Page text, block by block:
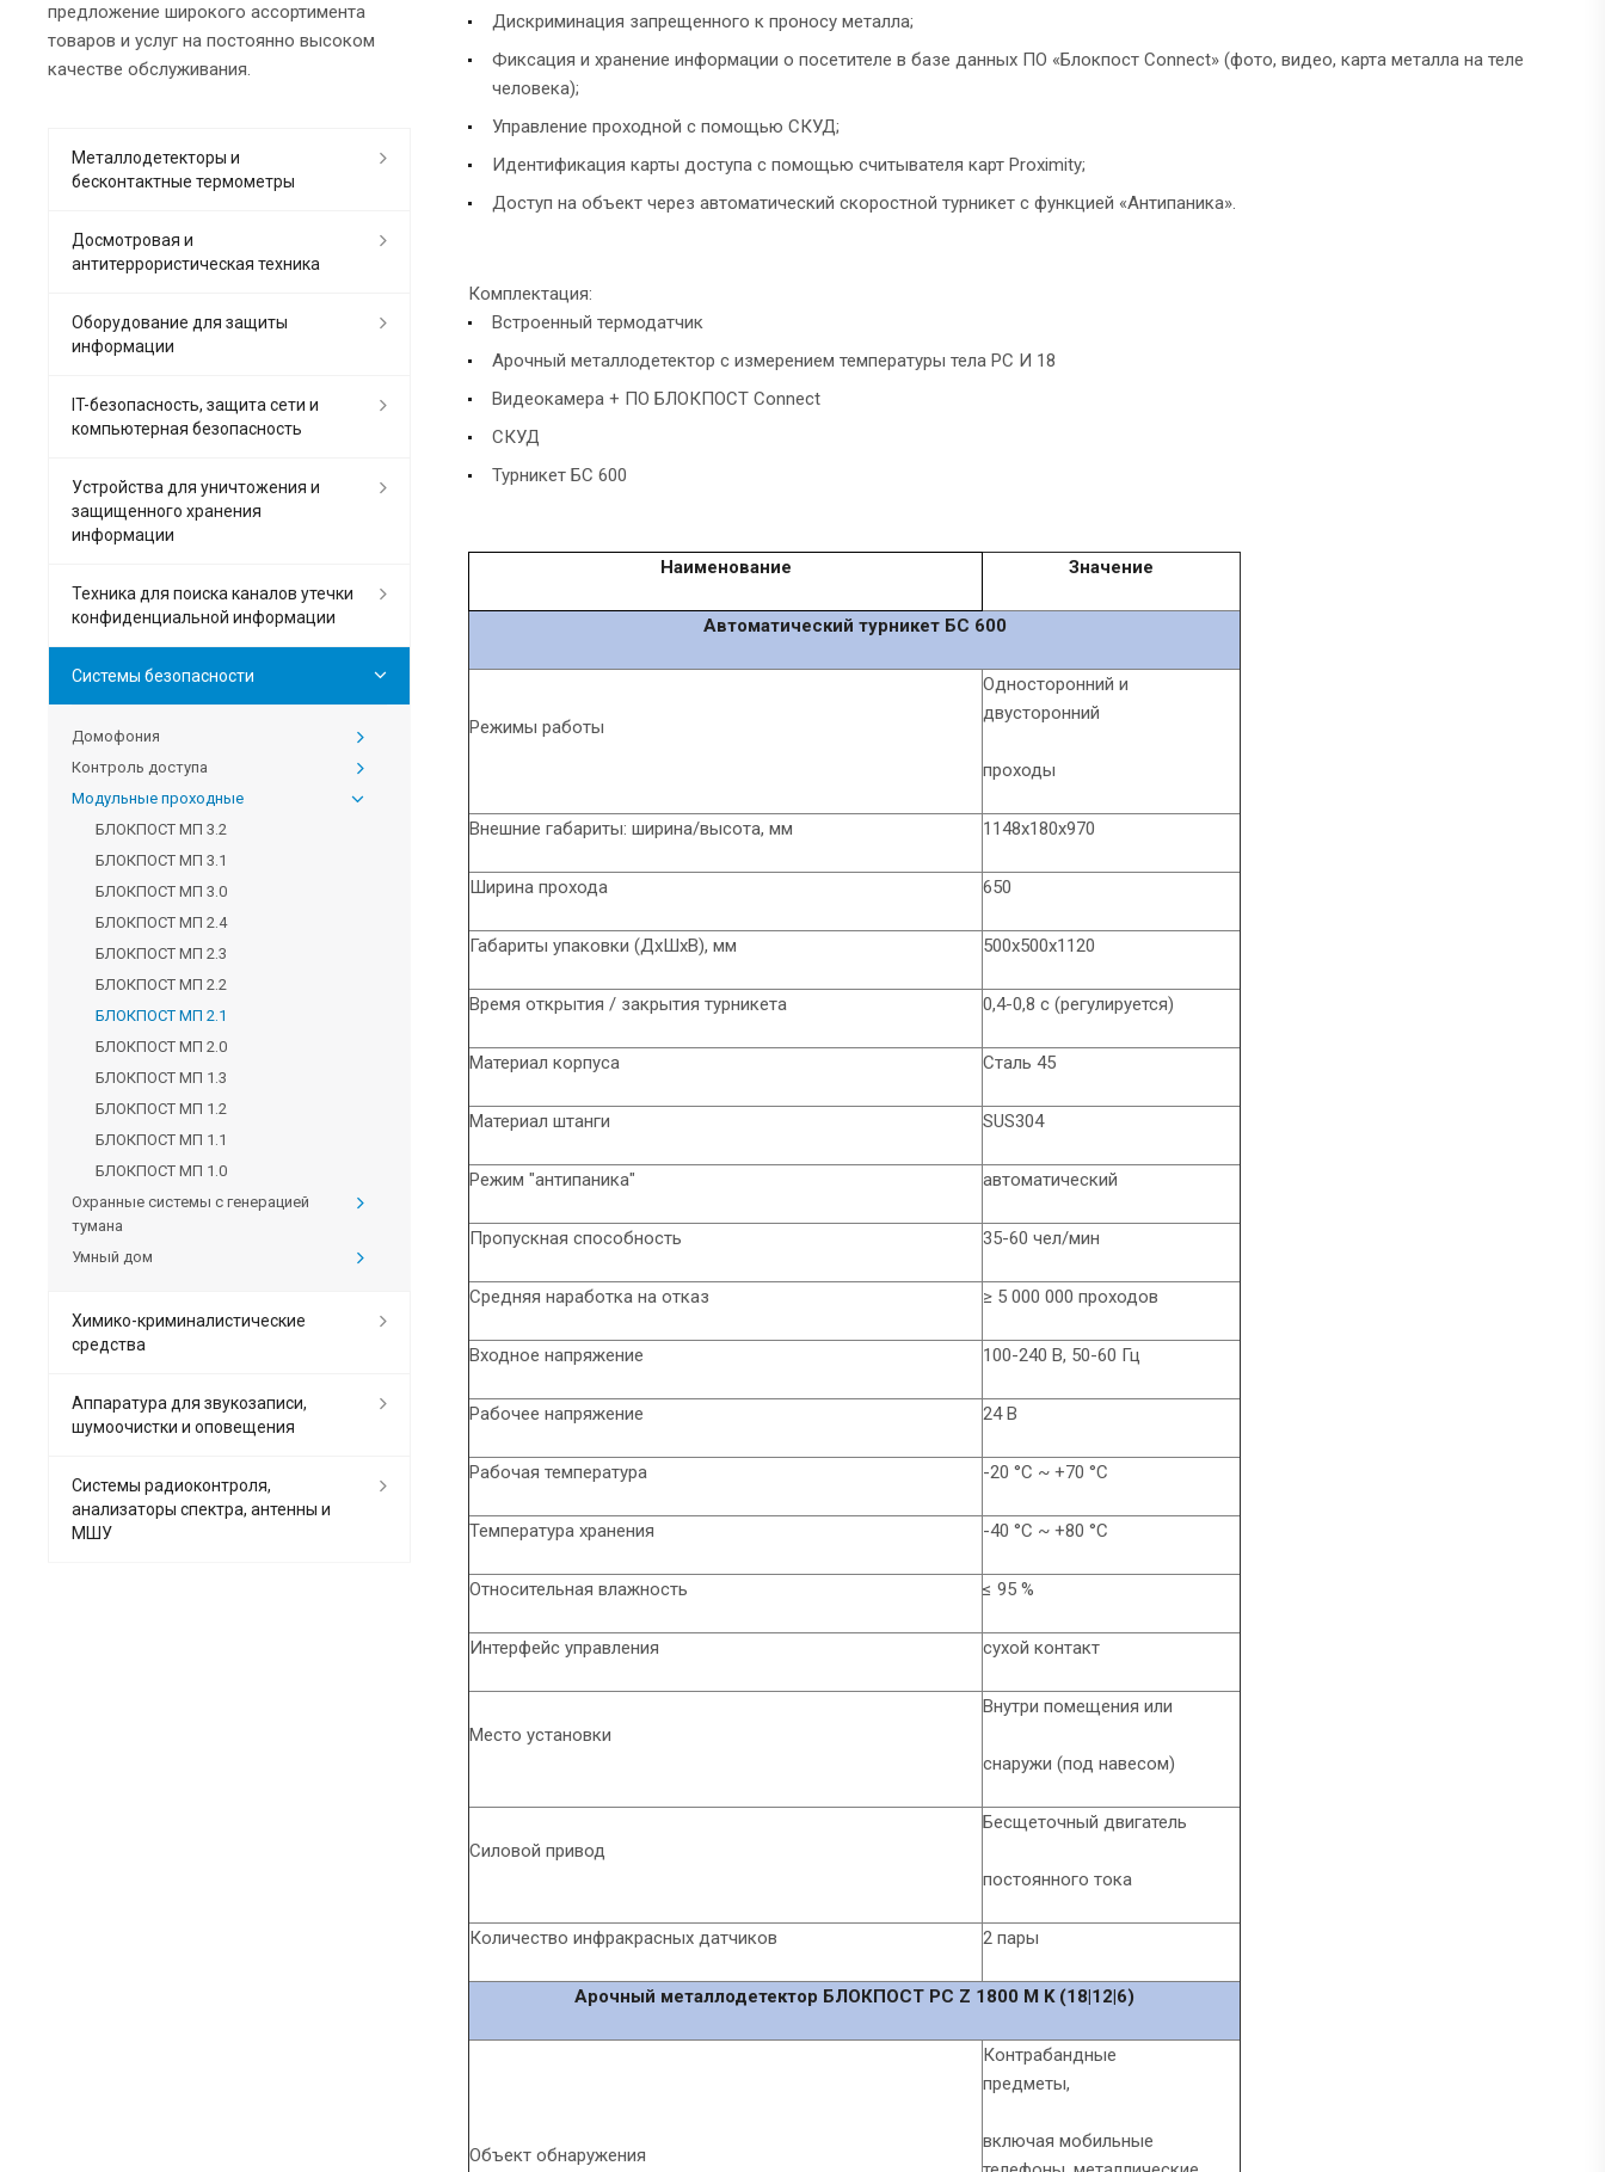
Дискриминация запрещенного к проносу металла;
Фиксация и хранение информации о посетителе в базе данных ПО «Блокпост Connect» (фото, видео, карта металла на теле
человека);
Управление проходной с помощью СКУД;
Идентификация карты доступа с помощью считывателя карт Proximity;
Доступ на объект через автоматический скоростной турникет с функцией «Антипаника».
Комплектация:
Встроенный термодатчик
Арочный металлодетектор с измерением температуры тела PC И 18
Видеокамера + ПО БЛОКПОСТ Connect
СКУД
Турникет БС 600
Наименование Значение
Автоматический турникет БС 600
Режимы работы
Односторонний и
двусторонний
проходы
Внешние габариты: ширина/высота, мм 1148х180х970
Ширина прохода 650
Габариты упаковки (ДхШхВ), мм 500х500х1120
Время открытия / закрытия турникета 0,4-0,8 с (регулируется)
Материал корпуса Сталь 45
Материал штанги SUS304
Режим "антипаника" автоматический
Пропускная способность 35-60 чел/мин
Средняя наработка на отказ ≥ 5 000 000 проходов
Входное напряжение 100-240 В, 50-60 Гц
Рабочее напряжение 24 В
Рабочая температура -20 °C ~ +70 °C
Температура хранения -40 °C ~ +80 °C
Относительная влажность ≤ 95 %
Интерфейс управления сухой контакт
Место установки
Внутри помещения или
снаружи (под навесом)
Силовой привод
Бесщеточный двигатель
постоянного тока
Количество инфракрасных датчиков 2 пары
Арочный металлодетектор БЛОКПОСТ PC Z 1800 M K (18|12|6)
Объект обнаружения
Контрабандные
предметы,
включая мобильные
предложение широкого ассортимента
товаров и услуг на постоянно высоком
качестве обслуживания.
Металлодетекторы и
бесконтактные термометры
Досмотровая и
антитеррористическая техника
Оборудование для защиты
информации
IT-безопасность, защита сети и
компьютерная безопасность
Устройства для уничтожения и
защищенного хранения
информации
Техника для поиска каналов утечки
конфиденциальной информации
Системы безопасности
Домофония
Контроль доступа
Модульные проходные
БЛОКПОСТ МП 3.2
БЛОКПОСТ МП 3.1
БЛОКПОСТ МП 3.0
БЛОКПОСТ МП 2.4
БЛОКПОСТ МП 2.3
БЛОКПОСТ МП 2.2
БЛОКПОСТ МП 2.1
БЛОКПОСТ МП 2.0
БЛОКПОСТ МП 1.3
БЛОКПОСТ МП 1.2
БЛОКПОСТ МП 1.1
БЛОКПОСТ МП 1.0
Охранные системы с генерацией
тумана
Умный дом
Химико-криминалистические
средства
Аппаратура для звукозаписи,
шумоочистки и оповещения
Системы радиоконтроля,
анализаторы спектра, антенны и
МШУ